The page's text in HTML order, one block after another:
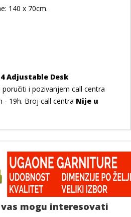
140 x 70cm.
Adjustable Desk
i pozivanjem call centra
- 19h. Broj call centra Nije u
mogu interesovati